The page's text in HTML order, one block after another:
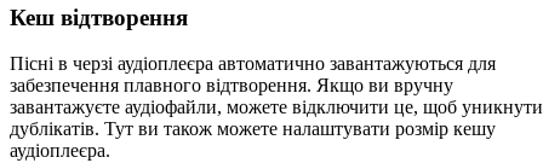
Кеш відтворення
Пісні в черзі аудіоплеєра автоматично завантажуються для
забезпечення плавного відтворення. Якщо ви вручну
завантажуєте аудіофайли, можете відключити це, щоб уникнути
дублікатів. Тут ви також можете налаштувати розмір кешу
аудіоплеєра.